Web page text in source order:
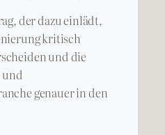
der dazu einlädt,
kritisch
und die
und
genauer in den